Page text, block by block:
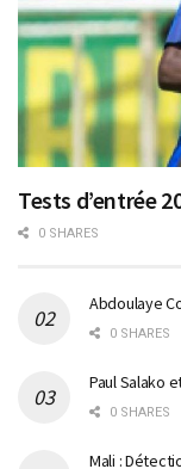
Tests d’entrée
0 SHARES
Abdoulaye
0 SHARES
Paul Salako
0 SHARES
Mali :